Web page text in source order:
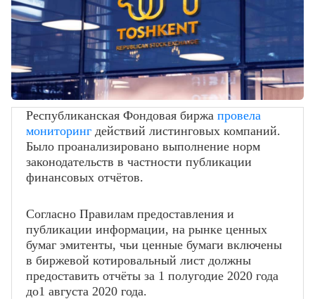
Республиканская Фондовая биржа провела
мониторинг действий листинговых компаний.
Было проанализировано выполнение норм
законодательств в частности публикации
финансовых отчётов.
Согласно Правилам предоставления и
публикации информации, на рынке ценных
бумаг эмитенты, чьи ценные бумаги включены
в биржевой котировальный лист должны
предоставить отчёты за 1 полугодие 2020 года
до1 августа 2020 года.